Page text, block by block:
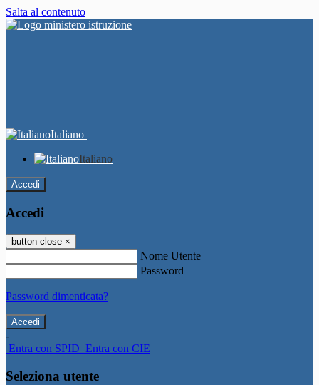
Salta al contenuto
Italiano
Italiano
Accedi
Accedi
button close ×
Nome Utente
Password
Password dimenticata?
-
Entra con SPID Entra con CIE
Seleziona utente